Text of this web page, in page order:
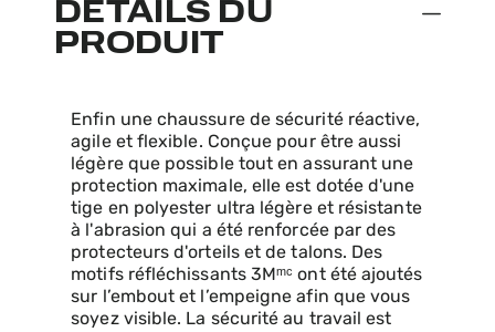
DÉTAILS DU
PRODUIT
Enfin une chaussure de sécurité réactive,
agile et flexible. Conçue pour être aussi
légère que possible tout en assurant une
protection maximale, elle est dotée d'une
tige en polyester ultra légère et résistante
à l'abrasion qui a été renforcée par des
protecteurs d'orteils et de talons. Des
motifs réfléchissants 3Mᵐᶜ ont été ajoutés
sur l’embout et l’empeigne afin que vous
soyez visible. La sécurité au travail est